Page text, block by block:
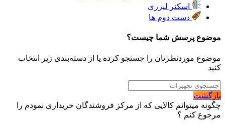
اسکنر لیزری
دست دوم‌ ها
موضوع پرسش شما چیست؟
موضوع موردنظرتان را جستجو کرده یا از دسته‌بندی زیر انتخاب
کنید
بازگشت
چگونه میتوانم کالایی که از مرکز فروشندگان خریداری نمودم را
مرجوع کنم ؟